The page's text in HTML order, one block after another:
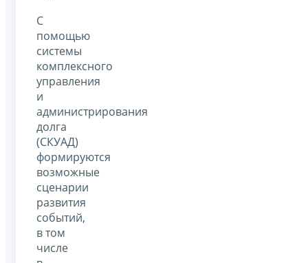
С
помощью
системы
комплексного
управления
и
администрирования
долга
(СКУАД)
формируются
возможные
сценарии
развития
событий,
в том
числе